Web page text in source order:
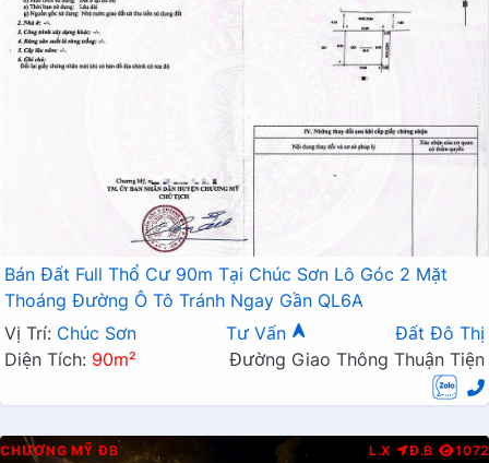
Bán Đất Full Thổ Cư 90m Tại Chúc Sơn Lô Góc 2 Mặt
Thoáng Đường Ô Tô Tránh Ngay Gần QL6A
Vị Trí: Chúc Sơn Tư Vấn
Đất Đô Thị
Diện Tích: 90m² Đường Giao Thông Thuận Tiện
CHƯƠNG MỸ ĐB L.X Đ.B 1072